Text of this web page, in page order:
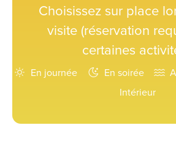
Choisissez sur place
visite (réservation
certaines
En journée En soirée
Intérieur